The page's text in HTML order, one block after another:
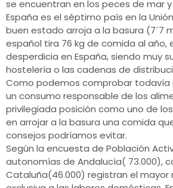
se encuentran en los peces de mar
España es el séptimo país en la
buen estado arroja a la basura (7´7
español tira 76 kg de comida al año,
desperdicia en España, siendo muy
hostelería o las cadenas de
Como podemos comprobar
un consumo responsable de los
privilegiada posición como uno de
en arrojar a la basura una comida
consejos podríamos evitar.
Según la encuesta de Población
autonomías de Andalucía( 73.000),
Cataluña(46.000) registran el